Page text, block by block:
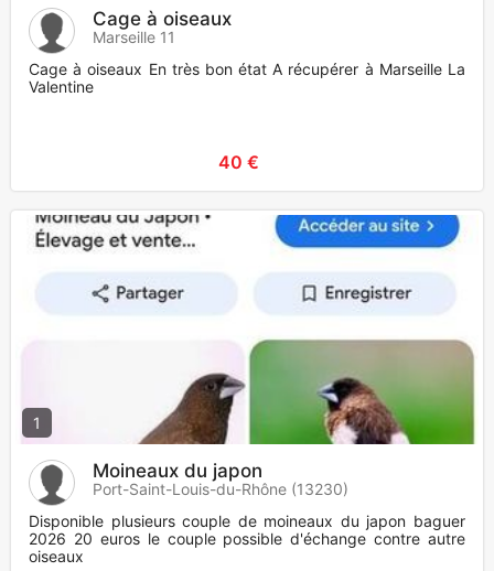
Cage à oiseaux
Marseille 11
Cage à oiseaux En très bon état A récupérer à Marseille La
Valentine
40 €
1
Moineaux du japon
Port-Saint-Louis-du-Rhône (13230)
Disponible plusieurs couple de moineaux du japon baguer
2026 20 euros le couple possible d'échange contre autre
oiseaux